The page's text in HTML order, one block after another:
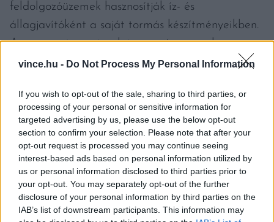
vince.hu - Do Not Process My Personal Information
If you wish to opt-out of the sale, sharing to third parties, or
processing of your personal or sensitive information for
targeted advertising by us, please use the below opt-out
section to confirm your selection. Please note that after your
opt-out request is processed you may continue seeing
interest-based ads based on personal information utilized by
us or personal information disclosed to third parties prior to
your opt-out. You may separately opt-out of the further
disclosure of your personal information by third parties on the
IAB’s list of downstream participants. This information may
feldolgozóüzemek hasznosítják íz- és
állagjavítóként a saját tormás készítményeikben.
A magyar tormaterület nagysága azonban
lehetővé teszi, hogy egész évben elérhető legyen
hazai felhasználás jelentős, a legtöbb tormát
Németországba, Lengyelországba, az Egyesült
Királyságba és Csehországba exportáljuk,
jellemzően friss, lédig formában.
Szeretnénk kedvet csinálni ehhez a finom és
egészséges zöldséghez. Egykorábbi cikkünket